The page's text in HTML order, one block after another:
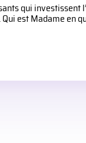
qui
est Madame en